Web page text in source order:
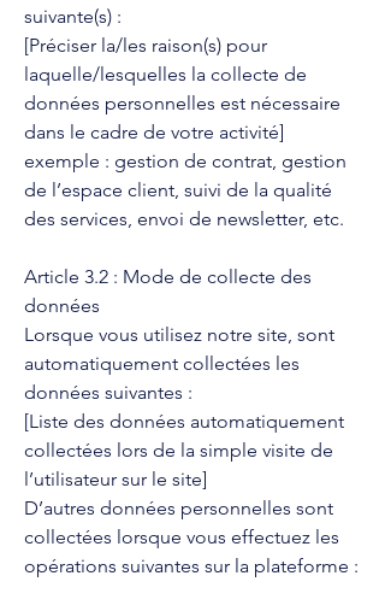
suivante(s) :
[Préciser la/les raison(s) pour
laquelle/lesquelles la collecte de
données personnelles est nécessaire
dans le cadre de votre activité]
exemple : gestion de contrat, gestion
de l’espace client, suivi de la qualité
des services, envoi de newsletter, etc.
Article 3.2 : Mode de collecte des
données
Lorsque vous utilisez notre site, sont
automatiquement collectées les
données suivantes :
[Liste des données automatiquement
collectées lors de la simple visite de
l’utilisateur sur le site]
D’autres données personnelles sont
collectées lorsque vous effectuez les
opérations suivantes sur la plateforme :